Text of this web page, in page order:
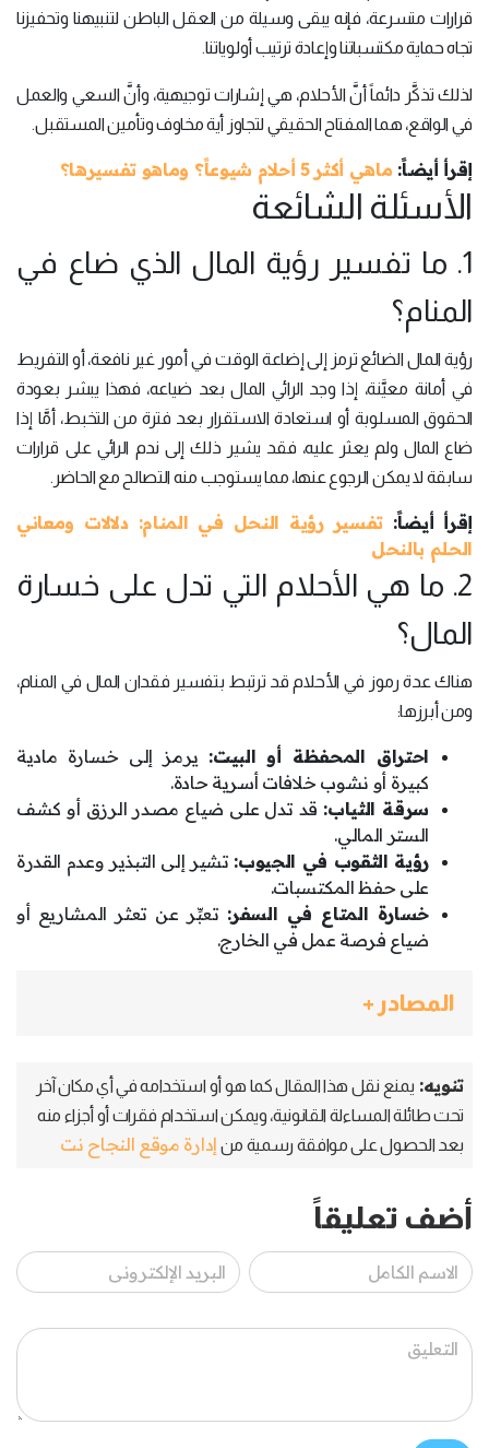
قرارات متسرعة، فإنه يبقى وسيلة من العقل الباطن لتنبيهنا وتحفيزنا
تجاه حماية مكتسباتنا وإعادة ترتيب أولوياتنا.
لذلك تذكَّر دائماً أنَّ الأحلام، هي إشارات توجيهية، وأنَّ السعي والعمل
في الواقع، هما المفتاح الحقيقي لتجاوز أية مخاوف وتأمين المستقبل.
إقرأ أيضاً: ماهي أكثر 5 أحلام شيوعاً؟ وماهو تفسيرها؟
الأسئلة الشائعة
1. ما تفسير رؤية المال الذي ضاع في
المنام؟
رؤية المال الضائع ترمز إلى إضاعة الوقت في أمور غير نافعة، أو التفريط
في أمانة معيَّنة، إذا وجد الرائي المال بعد ضياعه، فهذا يبشر بعودة
الحقوق المسلوبة أو استعادة الاستقرار بعد فترة من التخبط، أمَّا إذا
ضاع المال ولم يعثر عليه، فقد يشير ذلك إلى ندم الرائي على قرارات
سابقة لا يمكن الرجوع عنها، مما يستوجب منه التصالح مع الحاضر.
إقرأ أيضاً: تفسير رؤية النحل في المنام: دلالات ومعاني
الحلم بالنحل
2. ما هي الأحلام التي تدل على خسارة
المال؟
هناك عدة رموز في الأحلام قد ترتبط بتفسير فقدان المال في المنام،
ومن أبرزها:
احتراق المحفظة أو البيت: يرمز إلى خسارة مادية
كبيرة أو نشوب خلافات أسرية حادة.
سرقة الثياب: قد تدل على ضياع مصدر الرزق أو كشف
الستر المالي.
رؤية الثقوب في الجيوب: تشير إلى التبذير وعدم القدرة
على حفظ المكتسبات.
خسارة المتاع في السفر: تعبِّر عن تعثر المشاريع أو
ضياع فرصة عمل في الخارج.
المصادر +
تنويه: يمنع نقل هذا المقال كما هو أو استخدامه في أي مكان آخر
تحت طائلة المساءلة القانونية، ويمكن استخدام فقرات أو أجزاء منه
بعد الحصول على موافقة رسمية من إدارة موقع النجاح نت
أضف تعليقاً